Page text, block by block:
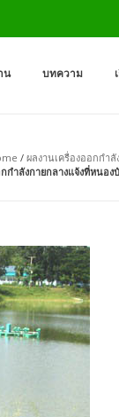
เล่น โรงงานผู้
รงงาน สนามเด็กเล่
น บทความ
/ ผลงานเครื่องออกกำลั
กำลังกายกลางแจ้งที่หนอง